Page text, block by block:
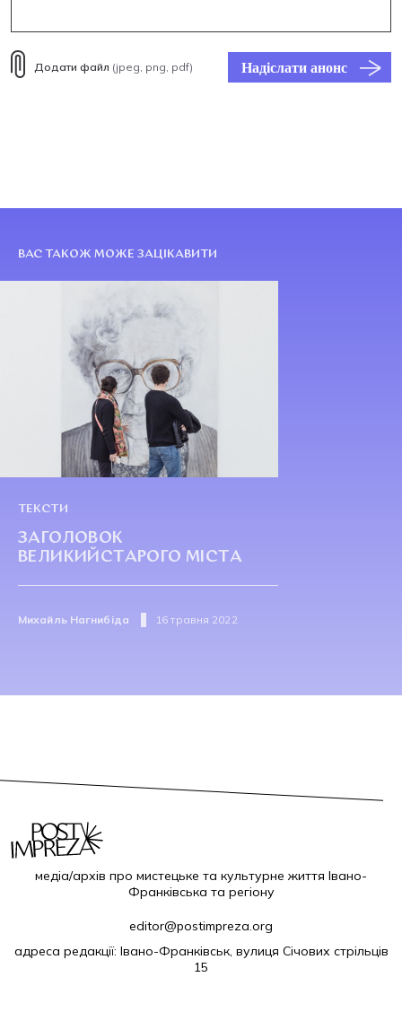
Додати файл (jpeg, png, pdf) Надіслати анонс
ВАС ТАКОЖ МОЖЕ ЗАЦІКАВИТИ
ТЕКСТИ
ЗАГОЛОВОК
ВЕЛИКИЙСТАРОГО МІСТА
Михайль Нагнибіда 16 травня 2022
медіа/архів про мистецьке та культурне життя Івано-
Франківська та регіону
editor@postimpreza.org
адреса редакції: Івано-Франківськ, вулиця Січових стрільців
15